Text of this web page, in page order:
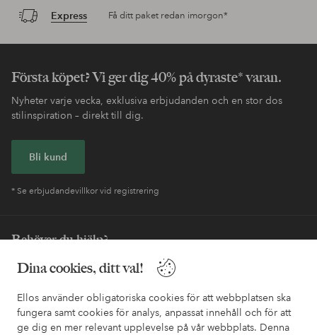
Dina cookies, ditt val!
Ellos använder obligatoriska cookies för att webbplatsen ska
fungera samt cookies för analys, anpassat innehåll och för att
ge dig en mer relevant upplevelse på vår webbplats. Denna
Express Få ditt paket redan imorgon*
Första köpet? Vi ger dig 40% på dyraste* varan.
Nyheter varje vecka, exklusiva erbjudanden och en stor dos
stilinspiration – direkt till dig.
Bli kund
* Se erbjudandevillkor vid registrering
Behöver du hjälp?
I vår FAQ hittar du svaren på de vanligaste frågorna. Här finns
också information om hur du enklast kontaktar oss.
Kundservice Beställning Betalsätt